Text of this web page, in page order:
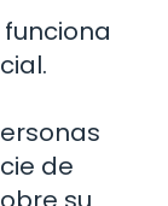
de